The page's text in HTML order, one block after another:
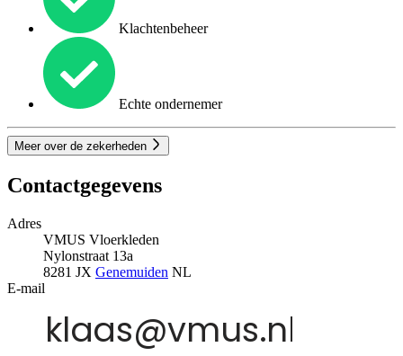
Klachtenbeheer
Echte ondernemer
Meer over de zekerheden
Contactgegevens
Adres
VMUS Vloerkleden
Nylonstraat 13a
8281 JX Genemuiden NL
E-mail